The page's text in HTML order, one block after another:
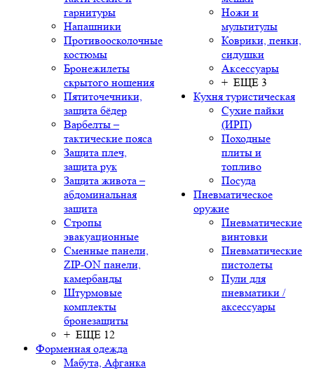
гарнитуры
Напашники
Противоосколочные
костюмы
Бронежилеты
скрытого ношения
Пятиточечники,
защита бёдер
Варбелты –
тактические пояса
Защита плеч,
защита рук
Защита живота –
абдоминальная
защита
Стропы
эвакуационные
Сменные панели,
ZIP-ON панели,
камербанды
Штурмовые
комплекты
бронезащиты
+ ЕЩЕ 12
Форменная одежда
Мабута, Афганка
Ножи и
мультитулы
Коврики, пенки,
сидушки
Аксессуары
+ ЕЩЕ 3
Кухня туристическая
Сухие пайки
(ИРП)
Походные
плиты и
топливо
Посуда
Пневматическое
оружие
Пневматические
винтовки
Пневматические
пистолеты
Пули для
пневматики /
аксессуары